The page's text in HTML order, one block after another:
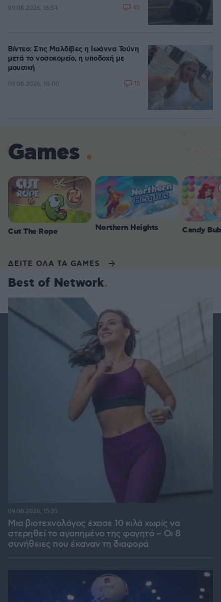
09.08.2026, 16:54 40
Βίντεο: Στις Μαλδίβες η Ιωάννα Τούνη
μετά το νοσοκομείο, η υποδοχή με
μουσική
09.08.2026, 18:00 15
Games
Cut The Rope Northern Heights Candy
ΔΕΙΤΕ ΟΛΑ ΤΑ GAMES
Best of Network
Μια βιοτεχνολόγος έχασε 10 κιλά χωρίς να
στερηθεί το αγαπημένο της φαγητό – Οι 8
συνήθειες που έκαναν τη διαφορά
09.08.2026, 15:35